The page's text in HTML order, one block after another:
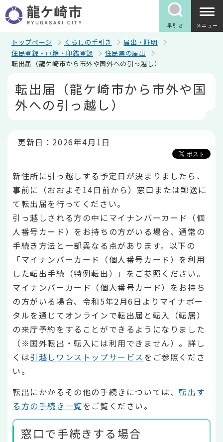
の
ペ
早引き メニュー
トップページ くらしの手引き
届出・証明
住民登録・戸籍・印鑑登録
住民票の届出
転出届（龍ケ崎市から市外や国外への引っ越し）
転出届（龍ケ崎市から市外や国
外への引っ越し）
更新日：2026年4月1日
新住所に引っ越しする予定日が決まりましたら、
事前に（おおよそ14日前から）窓口または郵送に
て転出届を行ってください。
引っ越しされる方の中にマイナンバーカード（個
人番号カード）をお持ちの方がいる場合、通常の
手続き方法と一部異なる点があります。以下の
「マイナンバーカード（個人番号カード）を利用
した転出手続（特例転出）」をご参照ください。
マイナンバーカード（個人番号カード）をお持ち
の方がいる場合、令和5年2月6日よりマイナポー
タルを通じてオンラインで転出届と転入（転居）
の来庁予約をすることができるようになりました
（※国外転出・転入には利用できません）。詳し
くは引越しワンストップサービスをご参照くださ
い。
転出にかかるその他の手続きについては、転出す
る方の手続き一覧をご覧ください。
窓口で手続きする場合